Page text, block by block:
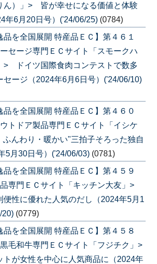
ん）」> 皆が幸せになる価値と体験
年6月20日号）('24/06/25) (0784)
品を全国展開 特産品ＥＣ】第４６１
セージ専門ＥＣサイト「スモークハ
> ドイツ国際食肉コンテストで数多
セージ（2024年6月6日号）('24/06/10)
品を全国展開 特産品ＥＣ】第４６０
トドア製品専門ＥＣサイト「イシケ
んわり・暖かい"三拍子そろった独自
5月30日号）('24/06/03) (0781)
品を全国展開 特産品ＥＣ】第４５９
専門ＥＣサイト「キッチン大友」>
便性に優れた人気のだし（2024年5月1
20) (0779)
品を全国展開 特産品ＥＣ】第４５８
毛和牛専門ＥＣサイト「フジチク」>
が女性を中心に人気商品に（2024年